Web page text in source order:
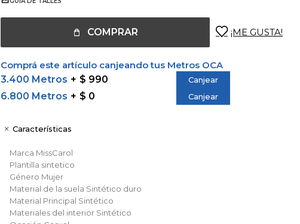
COMPRAR
Comprá este artículo canjeando tus Metros OCA
3.400 Metros
$ 990 Canjear
6.800 Metros $ 0 Canjear
Características
Marca MissCarol
Plantilla sintetico
Género Mujer
Material de la suela Sintético duro
Material Principal Sintético
Materiales del interior Sintético